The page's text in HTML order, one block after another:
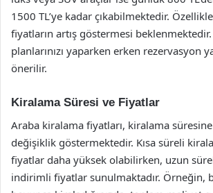
1500 TL’ye kadar çıkabilmektedir.
fiyatların artış göstermesi
planlarınızı yaparken erken rezervasyon
önerilir.
Kiralama Süresi ve Fiyatlar
Araba kiralama fiyatları, kiralama
değişiklik göstermektedir. Kısa süreli
fiyatlar daha yüksek olabilirken, uzun
indirimli fiyatlar sunulmaktadır. Örneğin,